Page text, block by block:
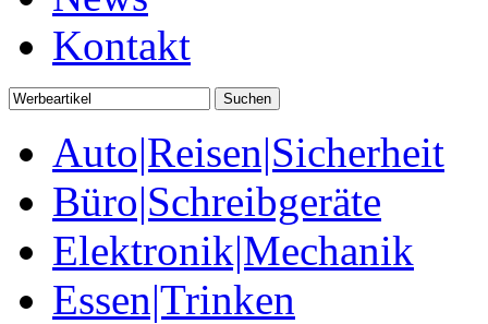
Kontakt
Auto|Reisen|Sicherheit
Büro|Schreibgeräte
Elektronik|Mechanik
Essen|Trinken